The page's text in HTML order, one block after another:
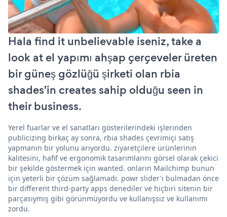
Hala find it unbelievable iseniz, take a
look at el yapımı ahşap çerçeveler üreten
bir güneş gözlüğü şirketi olan rbia
shades'in creates sahip olduğu seen in
their business.
Yerel fuarlar ve el sanatları gösterilerindeki işlerinden
publicizing birkaç ay sonra, rbia shades çevrimiçi satış
yapmanın bir yolunu arıyordu. ziyaretçilere ürünlerinin
kalitesini, hafif ve ergonomik tasarımlarını görsel olarak çekici
bir şekilde göstermek için wanted. onların Mailchimp bunun
için yeterli bir çözüm sağlamadı. powr slider'ı bulmadan önce
bir different third-party apps denediler ve hiçbiri sitenin bir
parçasıymış gibi görünmüyordu ve kullanışsız ve kullanımı
zordu.